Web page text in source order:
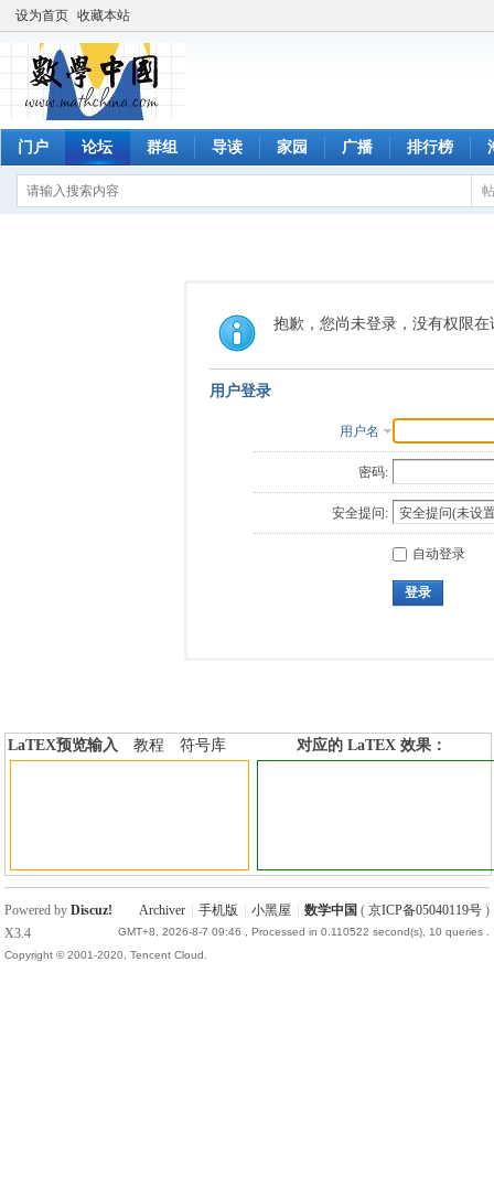
设为首页 收藏本站
门户 论坛 群组 导读 家园 广播 排行榜
抱歉，您尚未登录，没有权限在
用户登录
用户名
密码:
安全提问:
自动登录
登录
LaTEX预览输入 教程
符号库
对应的 LaTEX 效果：
Archiver 手机版 小黑屋 数学中国 ( 京ICP备05040119号)
GMT+8, 2026-8-7 09:46 , Processed in 0.110522 second(s), 10 queries .
Powered byDiscuz!
X3.4
Copyright © 2001-2020, Tencent Cloud.